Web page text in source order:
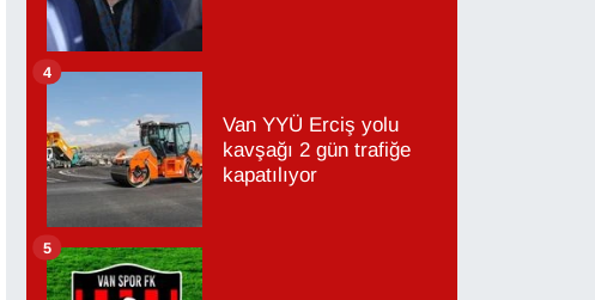
Van YYÜ Erciş yolu
kavşağı 2 gün trafiğe
kapatılıyor
4
5